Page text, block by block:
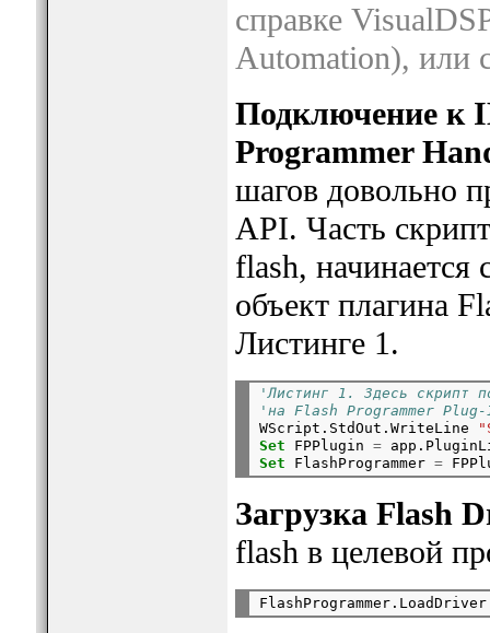
справке
Automation), или
Подключение к
Programmer
шагов довольно
API. Часть
flash, начинается
объект плагина
Листинге 1.
'Листинг 1. Здесь скрипт
'на Flash Programmer
WScript.StdOut.WriteLine
Set FPPlugin =
Set FlashProgrammer =
Загрузка Flash
flash в целевой